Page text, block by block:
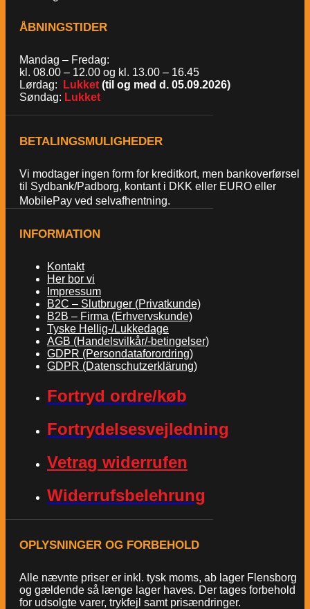
ÅBNINGSTIDER
Mandag – Fredag:
kl. 08.00 – 12.00 og kl. 13.00 – 16.45
Lørdag:
Lukket (til og med d. 05.09.2026)
Søndag: Lukket
BETALINGSMULIGHEDER
Vi modtager ingen form for kreditkort, men bankoverførsel
til Sydbank/Padborg, kontant i DKK eller EURO eller
MobilePay ved selvafhentning.
INFORMATION
Kontakt
Her bor vi
Impressum
B2C – Slutbruger (Privatkunde)
B2B – Firma (Erhvervskunde)
Tyske Hellig-/Lukkedage
AGB (Handelsvilkår/-betingelser)
GDPR (Persondataforordring)
GDPR (Datenschutzerklärung)
Fortryd ordre/køb
Fortrydelsesvejledning
Vetrag widerrufen
Widerrufsbelehrung
OPLYSNINGER OG FORBEHOLD
Alle nævnte priser er inkl. tysk moms, ab lager Flensborg
og gældende så længe lager haves. Der tages forbehold
for udsolgte varer, trykfejl samt prisændringer.